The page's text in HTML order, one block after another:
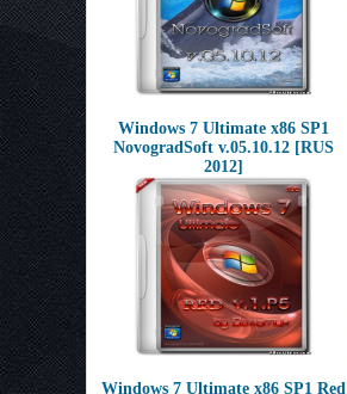
Windows 7 Ultimate x86 SP1
NovogradSoft v.05.10.12 [RUS
2012]
Windows 7 Ultimate x86 SP1 Red